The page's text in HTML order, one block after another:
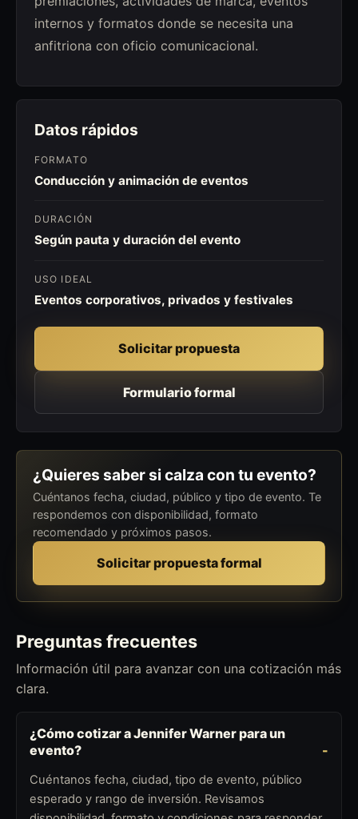
internos y formatos donde se necesita una
anfitriona con oficio comunicacional.
Datos rápidos
FORMATO
Conducción y animación de eventos
DURACIÓN
Según pauta y duración del evento
USO IDEAL
Eventos corporativos, privados y festivales
Solicitar propuesta
Formulario formal
¿Quieres saber si calza con tu evento?
Cuéntanos fecha, ciudad, público y tipo de evento. Te
respondemos con disponibilidad, formato
recomendado y próximos pasos.
Solicitar propuesta formal
Preguntas frecuentes
Información útil para avanzar con una cotización más
clara.
¿Cómo cotizar a Jennifer Warner para un
evento?
Cuéntanos fecha, ciudad, tipo de evento, público
esperado y rango de inversión. Revisamos